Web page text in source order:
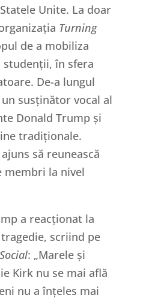
Unite. La doar
Turning
de a mobiliza
în sfera
De-a lungul
susținător vocal al
Donald Trump și
tradiționale.
să reunească
membri la nivel
a reacționat la
scriind pe
: „Marele și
Kirk nu se mai află
nu a înțeles mai